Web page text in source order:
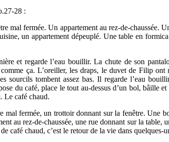
28 :
mal fermée. Un appartement au rez-de-chaussée.
un appartement dépeuplé. Une table en
et regarde l’eau bouillir. La chute de son
ça. L’oreiller, les draps, le duvet de Filip ont
sourcils tombent assez bas. Il regarde l’eau
du café, place le tout au-dessus d’un bol, bâille
Le café chaud.
mal fermée, un trottoir donnant sur la fenêtre. Une
au rez-de-chaussée, une rue donnant sur la table,
café chaud, c’est le retour de la vie dans quelques-